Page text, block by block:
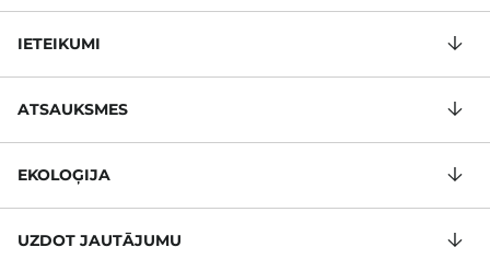
IETEIKUMI
ATSAUKSMES
EKOLOĢIJA
UZDOT JAUTĀJUMU